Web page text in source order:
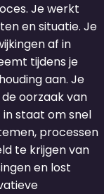
Je werkt
en situatie. Je
af in
tijdens je
aan. Je
oorzaak van
staat om snel
processen
te krijgen van
en lost